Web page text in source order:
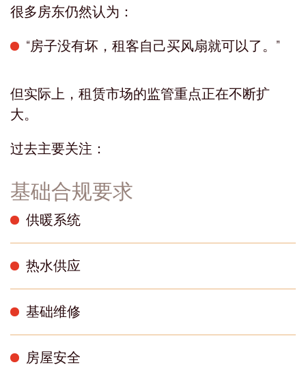
很多房东仍然认为：
“房子没有坏，租客自己买风扇就可以了。”
但实际上，租赁市场的监管重点正在不断扩
大。
过去主要关注：
基础合规要求
供暖系统
热水供应
基础维修
房屋安全